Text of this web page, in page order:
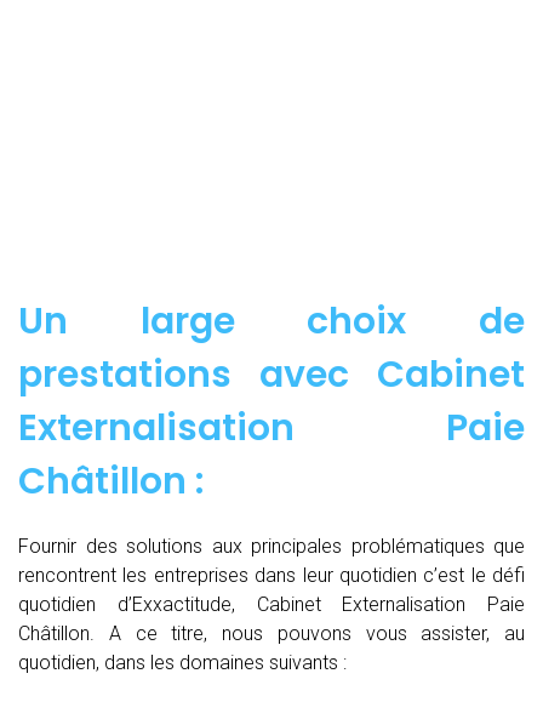
Un large choix de
prestations avec Cabinet
Externalisation Paie
Châtillon :
Fournir des solutions aux principales problématiques que
rencontrent les entreprises dans leur quotidien c’est le défi
quotidien d’Exxactitude, Cabinet Externalisation Paie
Châtillon. A ce titre, nous pouvons vous assister, au
quotidien, dans les domaines suivants :